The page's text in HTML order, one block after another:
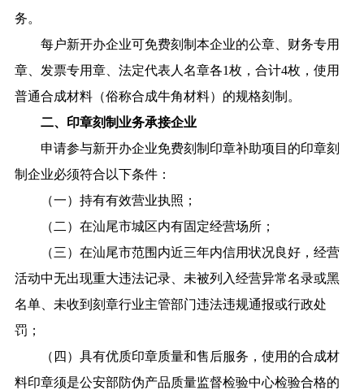
务。
每户新开办企业可免费刻制本企业的公章、财务专用
章、发票专用章、法定代表人名章各1枚，合计4枚，使用
普通合成材料（俗称合成牛角材料）的规格刻制。
二、印章刻制业务承接企业
申请参与新开办企业免费刻制印章补助项目的印章刻
制企业必须符合以下条件：
（一）持有有效营业执照；
（二）在汕尾市城区内有固定经营场所；
（三）在汕尾市范围内近三年内信用状况良好，经营
活动中无出现重大违法记录、未被列入经营异常名录或黑
名单、未收到刻章行业主管部门违法违规通报或行政处
罚；
（四）具有优质印章质量和售后服务，使用的合成材
料印章须是公安部防伪产品质量监督检验中心检验合格的